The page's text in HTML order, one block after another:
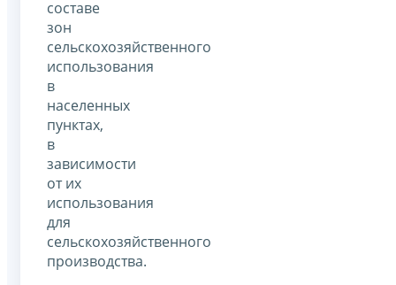
составе
зон
сельскохозяйственного
использования
в
населенных
пунктах,
в
зависимости
от их
использования
для
сельскохозяйственного
производства.